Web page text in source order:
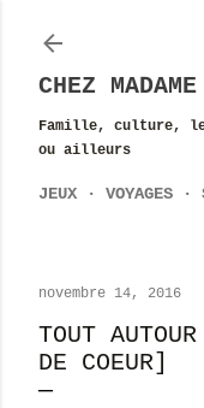
CHEZ MADAME
Famille, culture,
ou ailleurs
JEUX VOYAGES
novembre 14, 2016
TOUT
DE COEUR]